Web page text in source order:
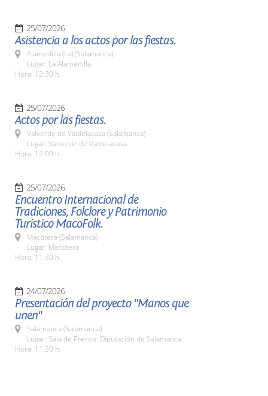
25/07/2026
Asistencia a los actos por las fiestas.
Alamedilla (La) (Salamanca)
Lugar: La Alamedilla
Hora: 12:30 h.
25/07/2026
Actos por las fiestas.
Valverde de Valdelacasa (Salamanca)
Lugar: Valverde de Valdelacasa
Hora: 12:00 h.
25/07/2026
Encuentro Internacional de
Tradiciones, Folclore y Patrimonio
Turístico MacoFolk.
Macotera (Salamanca)
Lugar: Macotera
Hora: 11:30 h.
24/07/2026
Presentación del proyecto "Manos que
unen"
Salamanca (Salamanca)
Lugar: Sala de Prensa. Diputación de Salamanca
Hora: 11:30 h.